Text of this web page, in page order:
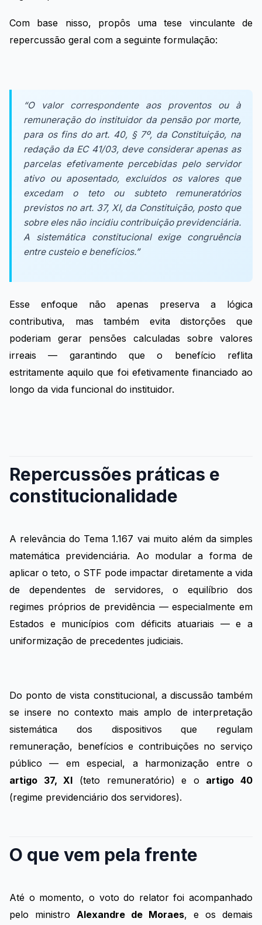
Com base nisso, propôs uma tese vinculante de
repercussão geral com a seguinte formulação:
“O valor correspondente aos proventos ou à
remuneração do instituidor da pensão por morte,
para os fins do art. 40, § 7º, da Constituição, na
redação da EC 41/03, deve considerar apenas as
parcelas efetivamente percebidas pelo servidor
ativo ou aposentado, excluídos os valores que
excedam o teto ou subteto remuneratórios
previstos no art. 37, XI, da Constituição, posto que
sobre eles não incidiu contribuição previdenciária.
A sistemática constitucional exige congruência
entre custeio e benefícios.”
Esse enfoque não apenas preserva a lógica
contributiva, mas também evita distorções que
poderiam gerar pensões calculadas sobre valores
irreais — garantindo que o benefício reflita
estritamente aquilo que foi efetivamente financiado ao
longo da vida funcional do instituidor.
Repercussões práticas e
constitucionalidade
A relevância do Tema 1.167 vai muito além da simples
matemática previdenciária. Ao modular a forma de
aplicar o teto, o STF pode impactar diretamente a vida
de dependentes de servidores, o equilíbrio dos
regimes próprios de previdência — especialmente em
Estados e municípios com déficits atuariais — e a
uniformização de precedentes judiciais.
Do ponto de vista constitucional, a discussão também
se insere no contexto mais amplo de interpretação
sistemática dos dispositivos que regulam
remuneração, benefícios e contribuições no serviço
público — em especial, a harmonização entre o
artigo 37, XI (teto remuneratório) e o artigo 40
(regime previdenciário dos servidores).
O que vem pela frente
Até o momento, o voto do relator foi acompanhado
pelo ministro Alexandre de Moraes, e os demais